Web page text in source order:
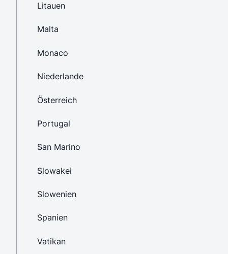
Litauen
Malta
Monaco
Niederlande
Österreich
Portugal
San Marino
Slowakei
Slowenien
Spanien
Vatikan